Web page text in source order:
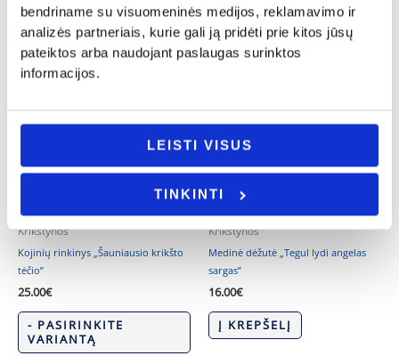
bendriname su visuomeninės medijos, reklamavimo ir
analizės partneriais, kurie gali ją pridėti prie kitos jūsų
pateiktos arba naudojant paslaugas surinktos
informacijos.
LEISTI VISUS
TINKINTI
Krikštynos
Kojinių rinkinys „Šauniausio krikšto
tėčio”
25.00€
- PASIRINKITE
VARIANTĄ
Krikštynos
Medinė dėžutė „Tegul lydi angelas
sargas”
16.00€
Į KREPŠELĮ